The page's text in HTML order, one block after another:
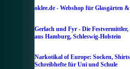
oklee.de - Webshop für Glasgärten
Gerlach und Fyr - Die
aus Hamburg, Schleswig-Holstein
Narkotikal of Europe: Socken,
Schreibhefte für Uni und Schule